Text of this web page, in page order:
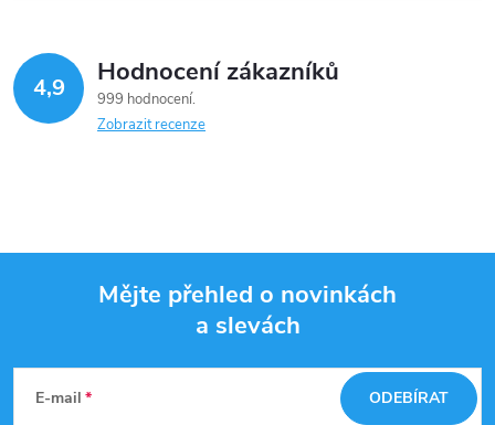
4,9 Hodnocení zákazníků
999 hodnocení
Zobrazit recenze
Mějte přehled o novinkách
a slevách
E-mail ODEBÍRAT